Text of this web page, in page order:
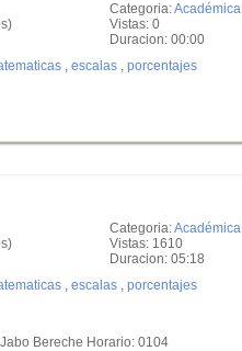
Categoria:Académica
Vistas: 0
Duracion: 00:00
, escalas , porcentajes
Categoria:Académica
Vistas: 1610
Duracion: 05:18
, escalas , porcentajes
Bereche Horario: 0104